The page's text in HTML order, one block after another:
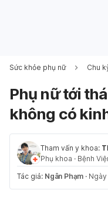
Sức khỏe phụ nữ Chu
Phụ nữ tới
không có
Tham vấn y khoa:
Phụ khoa · Bệnh
Tác giả: Ngân Phạm ·